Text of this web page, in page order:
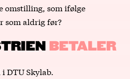
omstilling, som ifølge
som aldrig før?
BETALER
DTU Skylab.